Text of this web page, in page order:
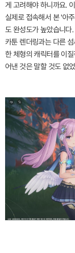
게 고려해야 하니까요.
실제로 접속해서 본 '아
도 완성도가 높았습니다
카툰 렌더링과는 다른
한 체형의 캐릭터를 이
어낸 것은 말할 것도 없